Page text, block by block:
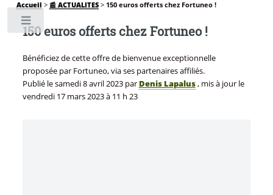
Accueil > 📰 ACTUALITES> 150 euros offerts chez Fortuneo !
150 euros offerts chez Fortuneo !
Bénéficiez de cette offre de bienvenue exceptionnelle
proposée par Fortuneo, via ses partenaires affiliés.
Publié lesamedi 8 avril 2023par Denis Lapalus, mis à jour le
vendredi 17 mars 2023 à 11 h 23